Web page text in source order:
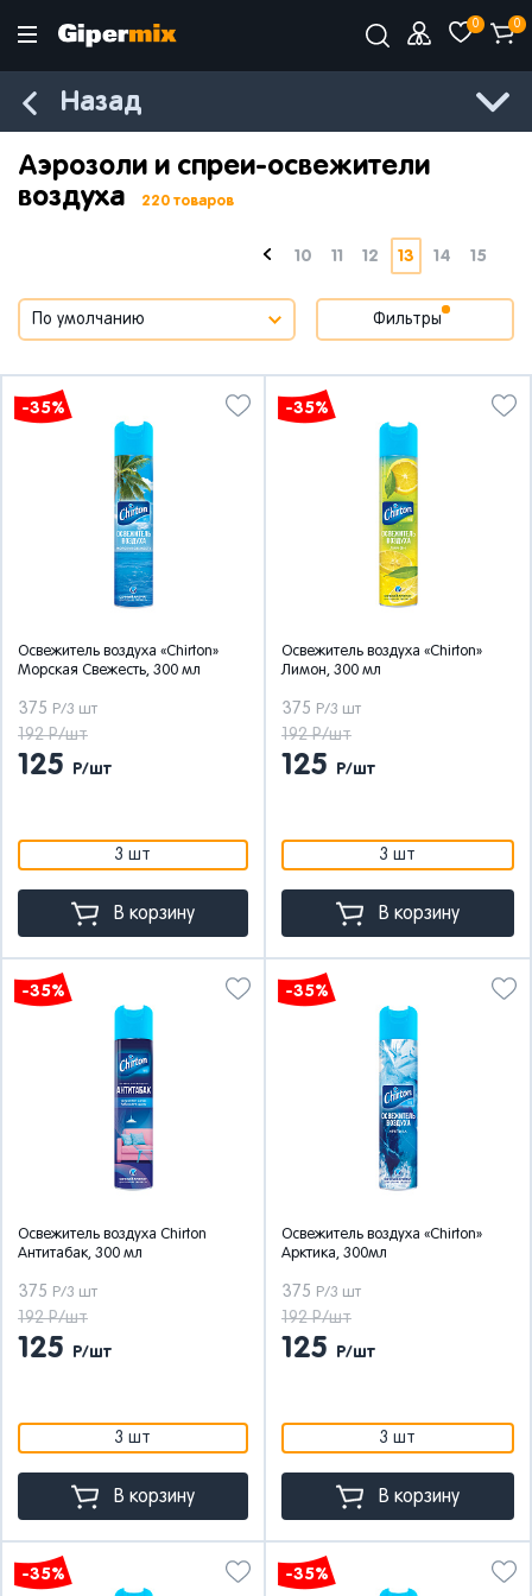
0 0
Назад
Аэрозоли и спреи-освежители
воздуха
220 товаров
10 11 12 13 14 15
Фильтры
-35%
Освежитель воздуха «Chirton»
Морская Свежесть, 300 мл
375 Р/3 шт
192 Р/шт
125 Р/шт
3 шт
В корзину
-35%
Освежитель воздуха «Chirton»
Лимон, 300 мл
375 Р/3 шт
192 Р/шт
125 Р/шт
3 шт
В корзину
-35%
Освежитель воздуха Chirton
Антитабак, 300 мл
375 Р/3 шт
192 Р/шт
125 Р/шт
3 шт
В корзину
-35%
Освежитель воздуха «Chirton»
Арктика, 300мл
375 Р/3 шт
192 Р/шт
125 Р/шт
3 шт
В корзину
-35% -35%